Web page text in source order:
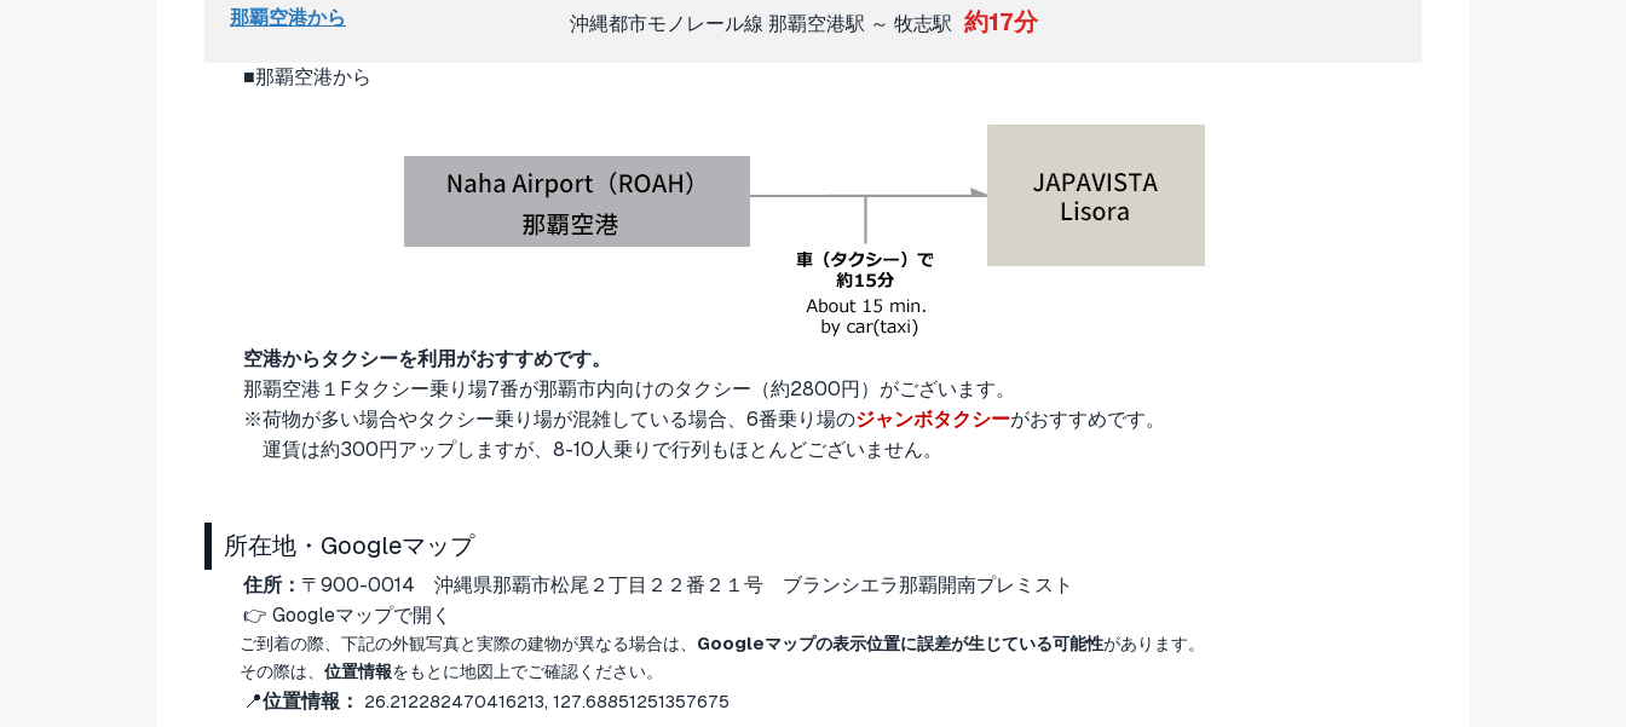
那覇空港から 沖縄都市モノレール線 那覇空港駅 ～ 牧志駅 約17分
■那覇空港から
空港からタクシーを利用がおすすめです。
那覇空港１Fタクシー乗り場7番が那覇市内向けのタクシー（約2800円）がございます。
※荷物が多い場合やタクシー乗り場が混雑している場合、6番乗り場のジャンボタクシーがおすすめです。
運賃は約300円アップしますが、8-10人乗りで行列もほとんどございません。
所在地・Googleマップ
住所： 〒900-0014 沖縄県那覇市松尾２丁目２２番２１号 ブランシエラ那覇開南プレミスト
👉 Googleマップで開く
ご到着の際、下記の外観写真と実際の建物が異なる場合は、 Googleマップの表示位置に誤差が生じている可能性があります。
その際は、 位置情報をもとに地図上でご確認ください。
📍位置情報： 26.212282470416213, 127.68851251357675